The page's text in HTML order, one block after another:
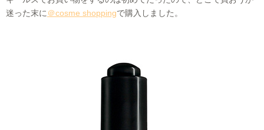
迷った末に ＠cosme shoppingで購入しました。